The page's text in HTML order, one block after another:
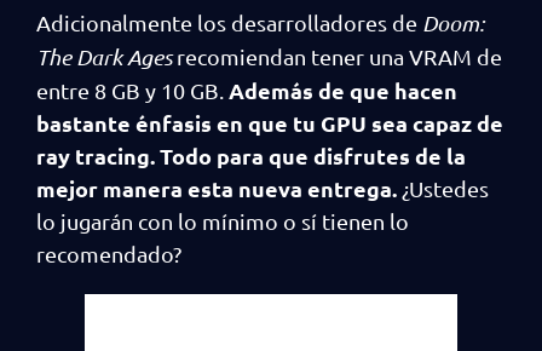
Adicionalmente los desarrolladores de Doom:
The Dark Agesrecomiendan tener una VRAM de
entre 8 GB y 10 GB. Además de que hacen
bastante énfasis en que tu GPU sea capaz de
ray tracing. Todo para que disfrutes de la
mejor manera esta nueva entrega. ¿Ustedes
lo jugarán con lo mínimo o sí tienen lo
recomendado?